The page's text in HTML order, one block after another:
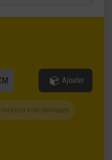
Ajouter
sont identiques.